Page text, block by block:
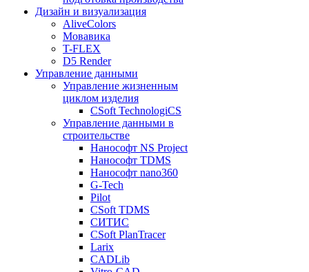
Дизайн и визуализация
AliveColors
Мовавика
T-FLEX
D5 Render
Управление данными
Управление жизненным
циклом изделия
CSoft TechnologiCS
Управление данными в
строительстве
Нанософт NS Project
Нанософт TDMS
Нанософт nano360
G-Tech
Pilot
CSoft TDMS
СИТИС
CSoft PlanTracer
Larix
CADLib